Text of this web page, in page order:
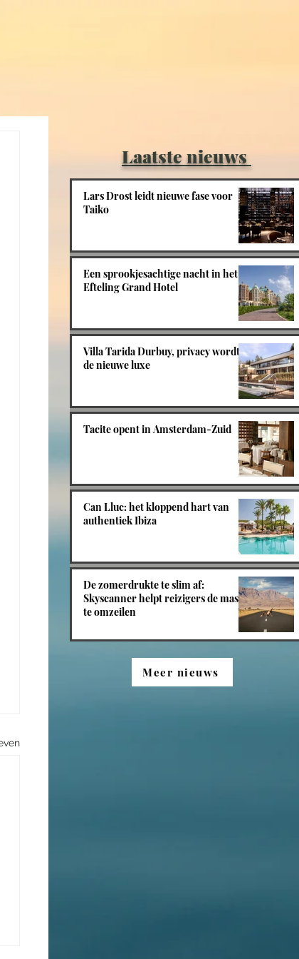
Laatste nieuws
Lars Drost leidt nieuwe fase voor
Taiko
Een sprookjesachtige nacht in het
Efteling Grand Hotel
Villa Tarida Durbuy, privacy wordt
de nieuwe luxe
Tacite opent in Amsterdam-Zuid
Can Lluc: het kloppend hart van
authentiek Ibiza
De zomerdrukte te slim af:
Skyscanner helpt reizigers de massa
te omzeilen
Meer nieuws